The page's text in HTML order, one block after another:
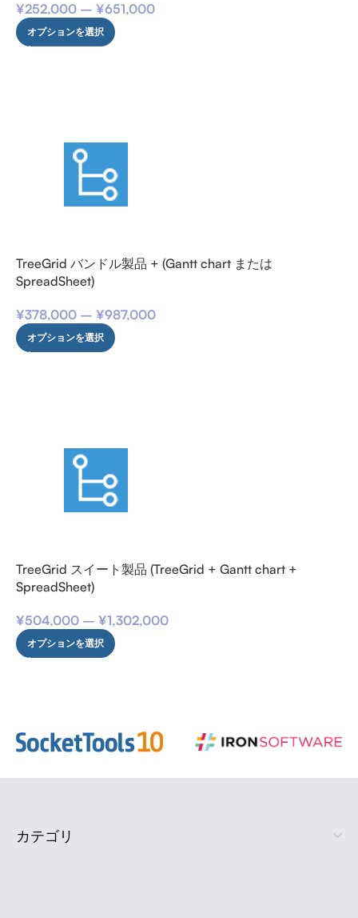
¥252,000 – ¥651,000
オプションを選択
TreeGrid バンドル製品 + (Gantt chart または
SpreadSheet)
¥378,000 – ¥987,000
オプションを選択
TreeGrid スイート製品 (TreeGrid + Gantt chart +
SpreadSheet)
¥504,000 – ¥1,302,000
オプションを選択
カテゴリ